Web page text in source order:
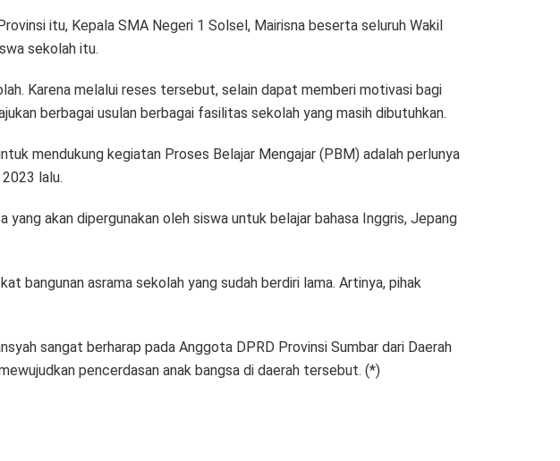
itu, Kepala SMA Negeri 1 Solsel, Mairisna beserta seluruh Wakil
sekolah itu.
Karena melalui reses tersebut, selain dapat memberi motivasi bagi
berbagai usulan berbagai fasilitas sekolah yang masih dibutuhkan.
mendukung kegiatan Proses Belajar Mengajar (PBM) adalah perlunya
lalu.
akan dipergunakan oleh siswa untuk belajar bahasa Inggris, Jepang
bangunan asrama sekolah yang sudah berdiri lama. Artinya, pihak
sangat berharap pada Anggota DPRD Provinsi Sumbar dari Daerah
pencerdasan anak bangsa di daerah tersebut. (*)